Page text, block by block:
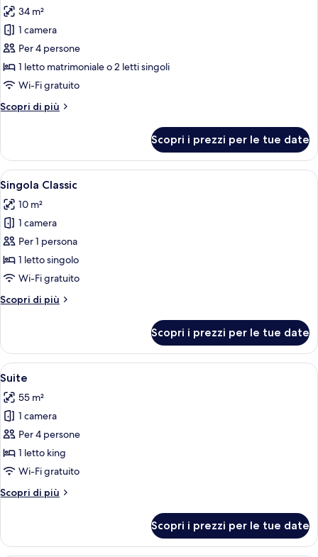
le
foto
per
Prestige
34 m²
1 camera
Per 4 persone
1 letto matrimoniale o 2 letti singoli
Wi-Fi gratuito
Scopri di più
Altri
Scopri i prezzi per le tue date
Apri
tutte
le
foto
per
Singola
Classic
Una camera da letto con soffitto
10
Singola Classic
10 m²
1 camera
Per 1 persona
1 letto singolo
Wi-Fi gratuito
Scopri di più
Altri
Classic
Scopri i prezzi per le tue date
Apri
tutte
le
foto
per
Suite
Una moderna camera d'albergo con
9
Suite
55 m²
1 camera
Per 4 persone
1 letto king
Wi-Fi gratuito
Scopri di più
Altri
Scopri i prezzi per le tue date